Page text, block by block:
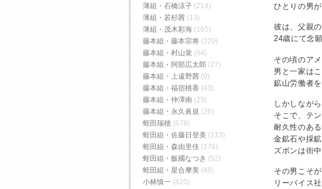
ひとりの男が
彼は、父親
24歳にて念
その頃のア
男と一家は
鉱山労働者
しかしなが
そこで、テ
耐久性のあ
金鉱石や採
ズボンは街
その男こそ
リーバイス
薄組・石橋涼子 (214)
薄組・若杉茜 (13)
薄組・茂木彩海 (165)
藤本組・藤本宗将 (320)
藤本組・村山覚 (84)
藤本組・阿部広太郎 (27)
藤本組・上遠野茜 (9)
藤本組・福宿桃香‬ (43)
藤本組・仲澤南 (23)
藤本組・永久眞規 (26)
蛭田瑞穂 (676)
蛭田組・佐藤日登美 (113)
蛭田組・森由里佳 (176)
蛭田組・飯國なつき (52)
蛭田組・星合摩美 (49)
小林慎一 (420)